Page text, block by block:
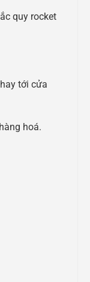
quy rocket
tới cửa
hoá.